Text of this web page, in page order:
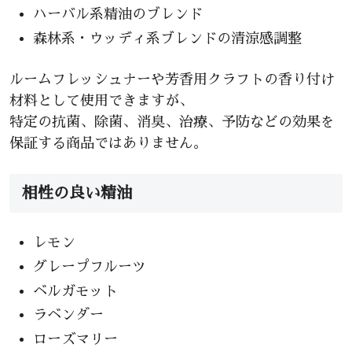
ハーバル系精油のブレンド
森林系・ウッディ系ブレンドの清涼感調整
ルームフレッシュナーや芳香用クラフトの香り付け
材料として使用できますが、
特定の抗菌、除菌、消臭、治療、予防などの効果を
保証する商品ではありません。
相性の良い精油
レモン
グレープフルーツ
ベルガモット
ラベンダー
ローズマリー